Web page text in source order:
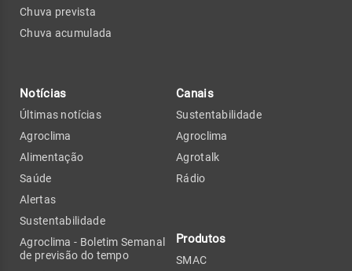
Chuva prevista
Chuva acumulada
Notícias
Últimas notícias
Agroclima
Alimentação
Saúde
Alertas
Sustentabilidade
Agroclima - Boletim Semanal
de previsão do tempo
Canais
Sustentabilidade
Agroclima
Agrotalk
Rádio
Produtos
SMAC